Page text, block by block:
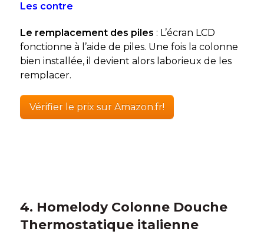
Les contre
Le remplacement des piles : L’écran LCD
fonctionne à l’aide de piles. Une fois la colonne
bien installée, il devient alors laborieux de les
remplacer.
Vérifier le prix sur Amazon.fr!
4. Homelody Colonne Douche
Thermostatique italienne